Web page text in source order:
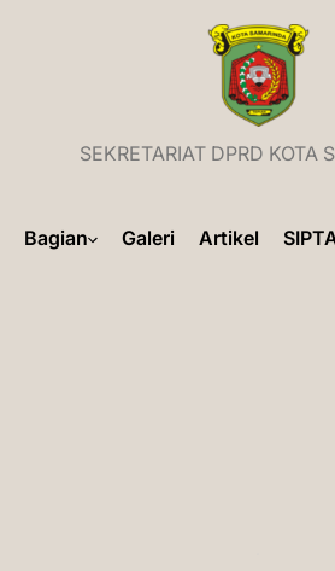
DPRD
SEKRETARIAT DPRD KOTA
Bagian Galeri Artikel